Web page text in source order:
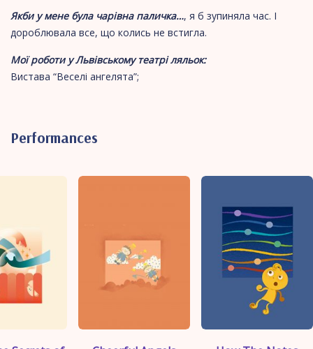
Якби у мене була чарівна паличка…, я б зупиняла час. І
дороблювала все, що колись не встигла.
Мої роботи у Львівському театрі ляльок:
Вистава “Веселі ангелята”;
Performances
"> "> ">